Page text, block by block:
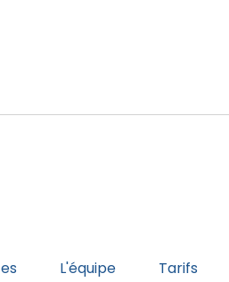
L'équipe Tarifs